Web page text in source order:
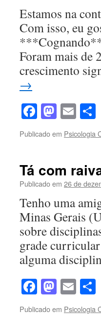
Estamos na
Com isso, eu
Foram mais de
crescimento
→
Facebook
Publicado em Psicologia
Tá com
Publicado em 26 de
Tenho uma
Minas Gerais
sobre
grade
alguma
Facebook
Publicado em Psicologia